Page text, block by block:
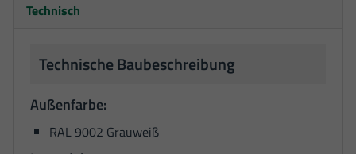
Technisch
Technische Baubeschreibung
Außenfarbe:
RAL 9002 Grauweiß